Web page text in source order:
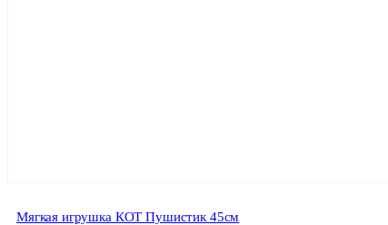
Мягкая игрушка КОТ Пушистик 45см